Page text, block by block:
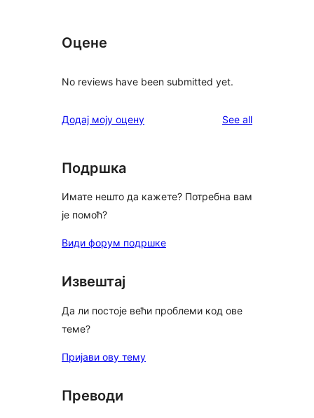
Оцене
No reviews have been submitted yet.
Додај моју оцену See allreviews
Подршка
Имате нешто да кажете? Потребна вам
је помоћ?
Види форум подршке
Извештај
Да ли постоје већи проблеми код ове
теме?
Пријави ову тему
Преводи